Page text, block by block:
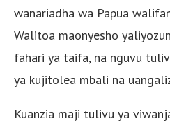
wanariadha wa Papua
Walitoa maonyesho
fahari ya taifa, na nguvu
ya kujitolea mbali na
Kuanzia maji tulivu ya